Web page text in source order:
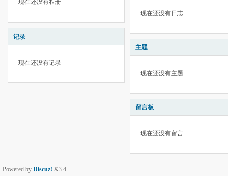
现在还没有相册
记录
现在还没有记录
现在还没有日志
主题
现在还没有主题
留言板
现在还没有留言
Powered by Discuz! X3.4